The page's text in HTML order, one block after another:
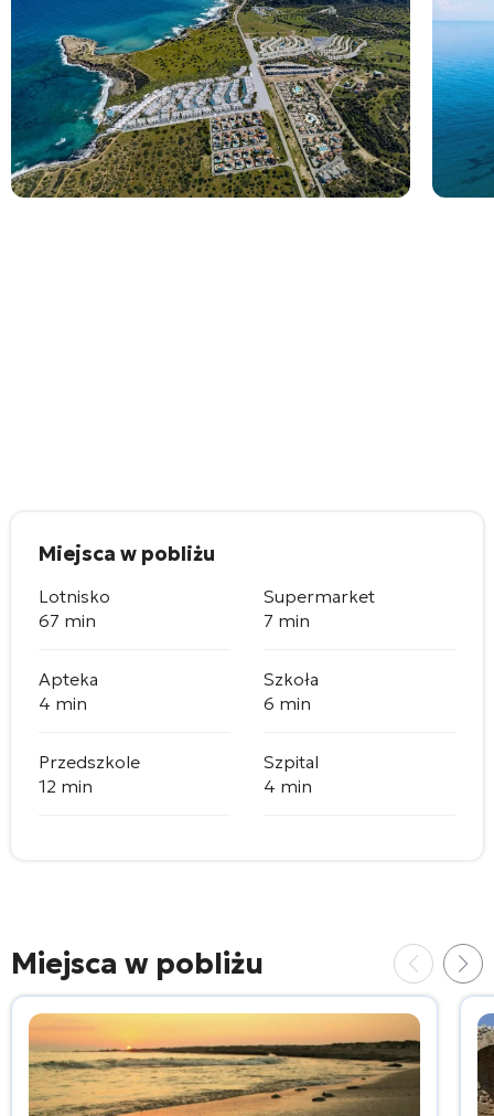
Miejsca w pobliżu
Lotnisko
67 min
Supermarket
7 min
Apteka
4 min
Szkoła
6 min
Przedszkole
12 min
Szpital
4 min
Miejsca w pobliżu